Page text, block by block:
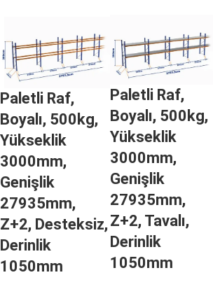
Paletli Raf,
Boyalı, 500kg,
Yükseklik
3000mm,
Genişlik
27935mm,
Z+2, Desteksiz,
Derinlik
1050mm
Paletli Raf,
Boyalı, 500kg,
Yükseklik
3000mm,
Genişlik
27935mm,
Z+2, Tavalı,
Derinlik
1050mm